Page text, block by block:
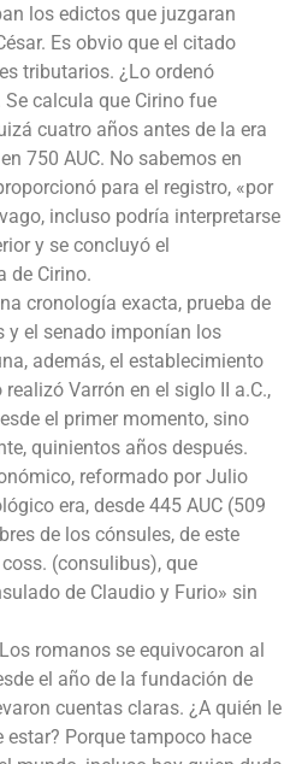
los edictos que juzgaran
Es obvio que el citado
tributarios. ¿Lo ordenó
calcula que Cirino fue
cuatro años antes de la era
750 AUC. No sabemos en
para el registro, «por
incluso podría interpretarse
y se concluyó el
de Cirino.
cronología exacta, prueba de
y el senado imponían los
además, el establecimiento
Varrón en el siglo II a.C.,
el primer momento, sino
quinientos años después.
reformado por Julio
era, desde 445 AUC (509
de los cónsules, de este
(consulibus), que
de Claudio y Furio» sin
romanos se equivocaron al
el año de la fundación de
cuentas claras. ¿A quién le
Porque tampoco hace